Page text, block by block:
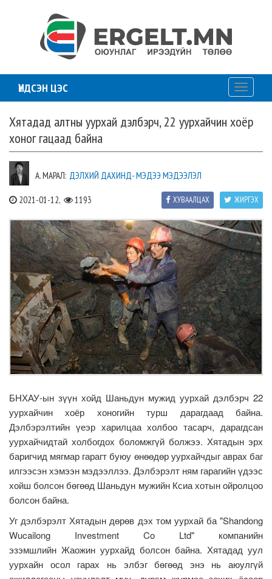
ҮНДСЭН ЦЭС
Toggle
Хятадад алтны уурхай дэлбэрч, 22 уурхайчин хоёр
хоног гацаад байна
А. МАРАЛ: ДЭЛХИЙ ДАХИНД- МЭДЭЭ МЭДЭЭЛЭЛ
2021-01-12, 1193 ЖИРГЭХ
ХУВААЛЦАХ
БНХАУ-ын зүүн хойд Шаньдун мужид уурхай дэлбэрч 22
уурхайчин хоёр хоногийн турш дарагдаад байна.
Дэлбэрэлтийн үеэр харилцаа холбоо тасарч, дарагдсан
уурхайчидтай холбогдох боломжгүй болжээ. Хятадын эрх
баригчид мягмар гарагт буюу өнөөдөр уурхайчдыг аврах баг
илгээсэн хэмээн мэдээллээ. Дэлбэрэлт ням гарагийн үдээс
хойш болсон бөгөөд Шаньдун мужийн Ксиа хотын ойролцоо
болсон байна.
Уг дэлбэрэлт Хятадын дөрөв дэх том уурхай ба "Shandong
Wucailong Investment Co Ltd" компанийн
эзэмшлийн Жаожин уурхайд болсон байна. Хятадад уул
уурхайн осол гарах нь элбэг бөгөөд энэ нь аюулгүй